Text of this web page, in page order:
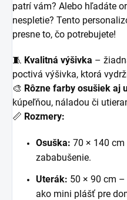
patrí vám? Alebo hľadáte
nespletie? Tento
presne to, čo potrebujete!
🧵 Kvalitná výšivka –
poctivá výšivka, ktorá
🎨 Rôzne farby osušiek aj
kúpeľňou, náladou či
📏 Rozmery:
Osuška: 70 × 140
zababušenie.
Uterák: 50 × 90 cm
ako mini plášť pre